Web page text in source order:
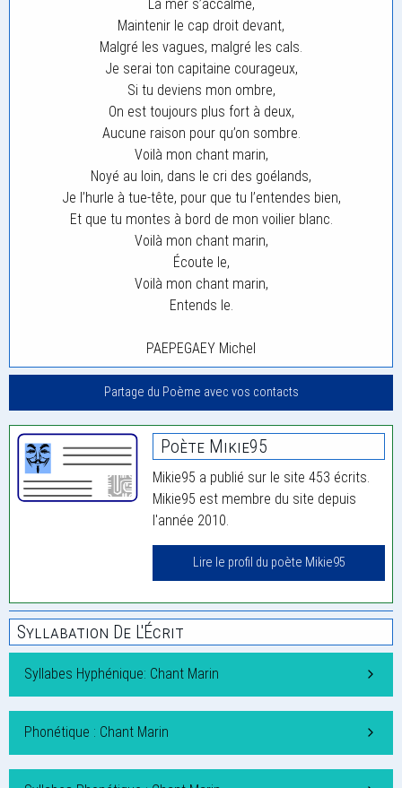
La mer s’accalme,
Maintenir le cap droit devant,
Malgré les vagues, malgré les cals.
Je serai ton capitaine courageux,
Si tu deviens mon ombre,
On est toujours plus fort à deux,
Aucune raison pour qu’on sombre.
Voilà mon chant marin,
Noyé au loin, dans le cri des goélands,
Je l’hurle à tue-tête, pour que tu l’entendes bien,
Et que tu montes à bord de mon voilier blanc.
Voilà mon chant marin,
Écoute le,
Voilà mon chant marin,
Entends le.
PAEPEGAEY Michel
Partage du Poème avec vos contacts
Poète Mikie95
Mikie95 a publié sur le site 453 écrits.
Mikie95 est membre du site depuis
l'année 2010.
Lire le profil du poète Mikie95
Syllabation De L'Écrit
Syllabes Hyphénique: Chant Marin
Phonétique : Chant Marin